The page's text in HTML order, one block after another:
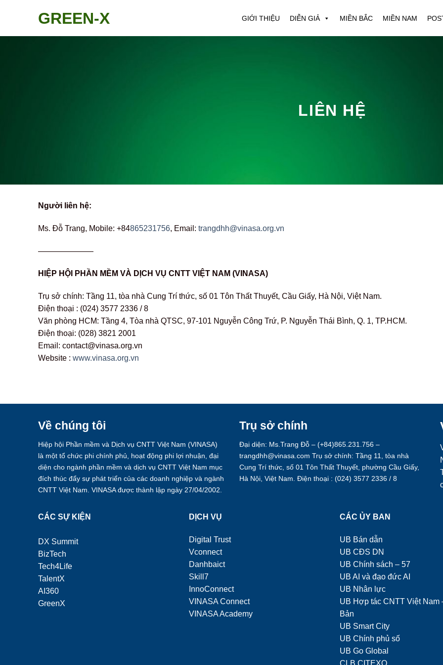
GREEN-X GIỚI THIỆU DIỄN GIẢ MIỀN BẮC MIỀN NAM
LIÊN HỆ
Người liên hệ:
Ms. Đỗ Trang, Mobile: +84865231756, Email: trangdhh@vinasa.org.vn
———————
HIỆP HỘI PHẦN MỀM VÀ DỊCH VỤ CNTT VIỆT NAM (VINASA)
Trụ sở chính: Tầng 11, tòa nhà Cung Trí thức, số 01 Tôn Thất Thuyết, Cầu Giấy, Hà Nội, Việt Nam.
Điện thoại : (024) 3577 2336 / 8
Văn phòng HCM: Tầng 4, Tòa nhà QTSC, 97-101 Nguyễn Công Trứ, P. Nguyễn Thái Bình, Q. 1, TP.HCM.
Điện thoại: (028) 3821 2001
Email: contact@vinasa.org.vn
Website : www.vinasa.org.vn
Về chúng tôi
Hiệp hội Phần mềm và Dịch vụ CNTT Việt Nam (VINASA)
là một tổ chức phi chính phủ, hoạt động phi lợi nhuận, đại
diện cho ngành phần mềm và dịch vụ CNTT Việt Nam mục
đích thúc đẩy sự phát triển của các doanh nghiệp và ngành
CNTT Việt Nam. VINASA được thành lập ngày 27/04/2002.
Trụ sở chính
Đại diện: Ms.Trang Đỗ – (+84)865.231.756 –
trangdhh@vinasa.com Trụ sở chính: Tầng 11, tòa nhà
Cung Trí thức, số 01 Tôn Thất Thuyết, phường Cầu Giấy,
Hà Nội, Việt Nam. Điện thoại : (024) 3577 2336 / 8
CÁC SỰ KIỆN
DX Summit
BizTech
Tech4Life
TalentX
AI360
GreenX
DỊCH VỤ
Digital Trust
Vconnect
Danhbaict
Skill7
InnoConnect
VINASA Connect
VINASA Academy
CÁC ỦY BAN
UB Bán dẫn
UB CĐS DN
UB Chính sách – 57
UB AI và đạo đức AI
UB Nhân lực
UB Hợp tác CNTT Việt Nam
Bản
UB Smart City
UB Chính phủ số
UB Go Global
CLB CITEXO